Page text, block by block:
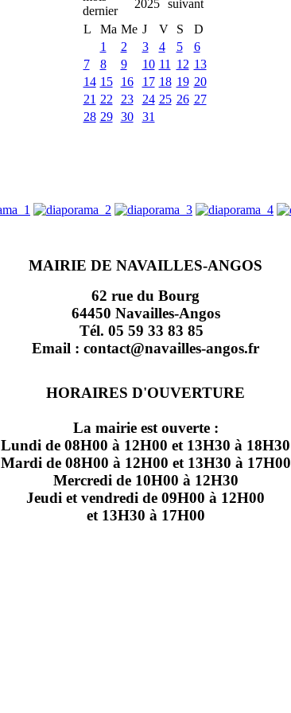
2025
L
Ma Me J V S
D
1
2 3 4 5
6
7
8 9 10 11 12 13
14 15 16 17 18 19 20
21 22 23 24 25 26 27
28 29 30 31
MAIRIE DE NAVAILLES-ANGOS
62 rue du Bourg
64450 Navailles-Angos
Tél. 05 59 33 83 85
Email : contact@navailles-angos.fr
HORAIRES D'OUVERTURE
La mairie est ouverte :
Lundi de 08H00 à 12H00 et 13H30 à 18H30
Mardi de 08H00 à 12H00 et 13H30 à 17H00
Mercredi de 10H00 à 12H30
Jeudi et vendredi de 09H00 à 12H00
et 13H30 à 17H00